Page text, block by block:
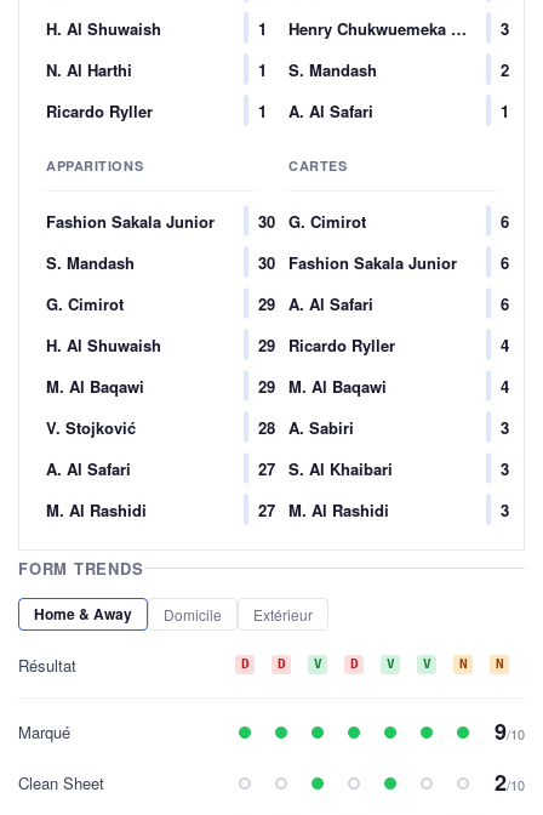
H. Al Shuwaish
1
N. Al Harthi
1
Ricardo Ryller
1
Henry Chukwuemeka Onyekuru
3
S. Mandash
2
A. Al Safari
1
APPARITIONS
Fashion Sakala Junior
30
S. Mandash
30
G. Cimirot
29
H. Al Shuwaish
29
M. Al Baqawi
29
V. Stojković
28
A. Al Safari
27
M. Al Rashidi
27
CARTES
G. Cimirot
6
Fashion Sakala Junior
6
A. Al Safari
6
Ricardo Ryller
4
M. Al Baqawi
4
A. Sabiri
3
S. Al Khaibari
3
M. Al Rashidi
3
FORM TRENDS
Home & Away Domicile Extérieur
Résultat D D V D V V N N
Marqué 9/10
Clean Sheet 2/10